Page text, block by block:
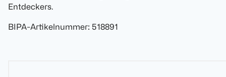
Entdeckers.
BIPA-Artikelnummer: 518891